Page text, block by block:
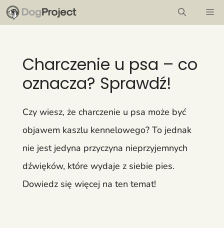
Przejdź
do
Charczenie u psa – co
oznacza? Sprawdź!
Czy wiesz, że charczenie u psa może być
objawem kaszlu kennelowego? To jednak
nie jest jedyna przyczyna nieprzyjemnych
dźwięków, które wydaje z siebie pies.
Dowiedz się więcej na ten temat!